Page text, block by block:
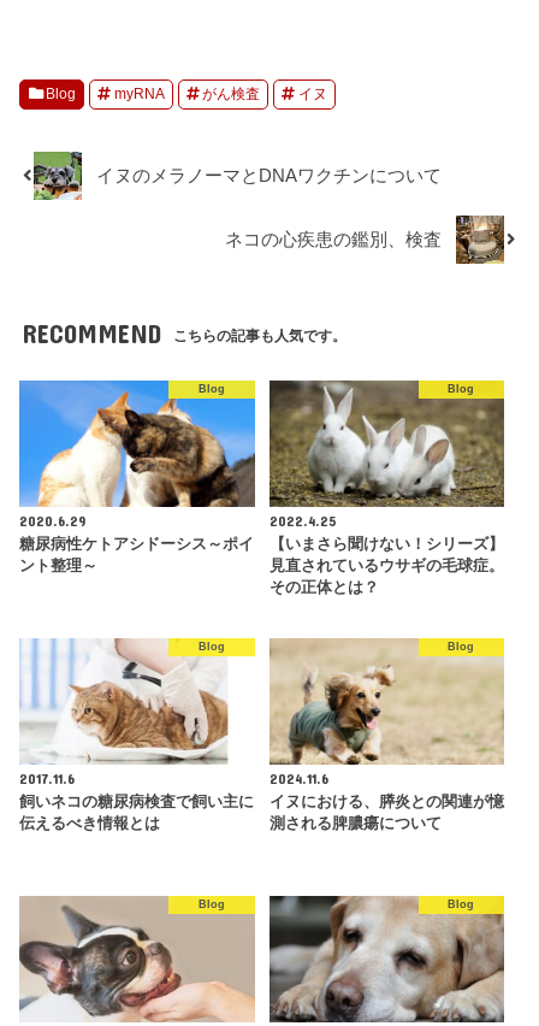
Blog myRNA がん検査 イヌ
イヌのメラノーマとDNAワクチンについて
ネコの心疾患の鑑別、検査
RECOMMEND こちらの記事も人気です。
Blog
2020.6.29
糖尿病性ケトアシドーシス～ポイ
ント整理～
Blog
2022.4.25
【いまさら聞けない！シリーズ】
見直されているウサギの毛球症。
その正体とは？
Blog
2017.11.6
飼いネコの糖尿病検査で飼い主に
伝えるべき情報とは
Blog
2024.11.6
イヌにおける、膵炎との関連が憶
測される脾膿瘍について
Blog Blog